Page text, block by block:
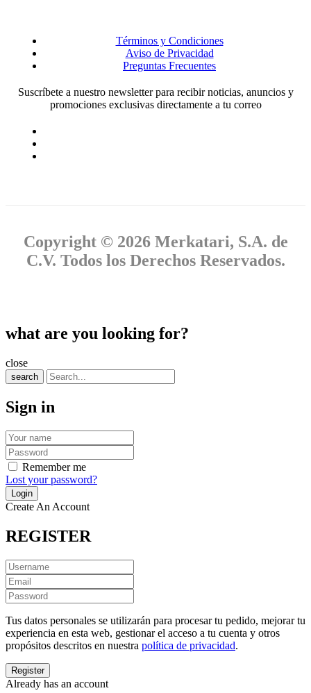
Términos y Condiciones
Aviso de Privacidad
Preguntas Frecuentes
Suscríbete a nuestro newsletter para recibir noticias, anuncios y
promociones exclusivas directamente a tu correo
Copyright © 2026 Merkatari, S.A. de
C.V. Todos los Derechos Reservados.
what are you looking for?
close
search
Sign in
Remember me
Lost your password?
Create An Account
REGISTER
Tus datos personales se utilizarán para procesar tu pedido, mejorar tu
experiencia en esta web, gestionar el acceso a tu cuenta y otros
propósitos descritos en nuestra política de privacidad.
Already has an account